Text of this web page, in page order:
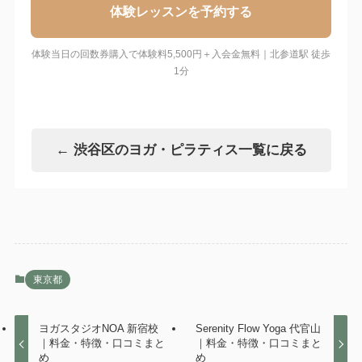
体験レッスンを予約する
体験当日の回数券購入で体験料5,500円＋入会金無料｜北参道駅 徒歩
1分
← 渋谷区のヨガ・ピラティス一覧に戻る
東京都
ヨガスタジオNOA 新宿校
｜料金・特徴・口コミまと
め
Serenity Flow Yoga 代官山
｜料金・特徴・口コミまと
め